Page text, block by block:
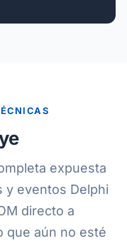
expuesta
y eventos Delphi
directo a
que aún no esté